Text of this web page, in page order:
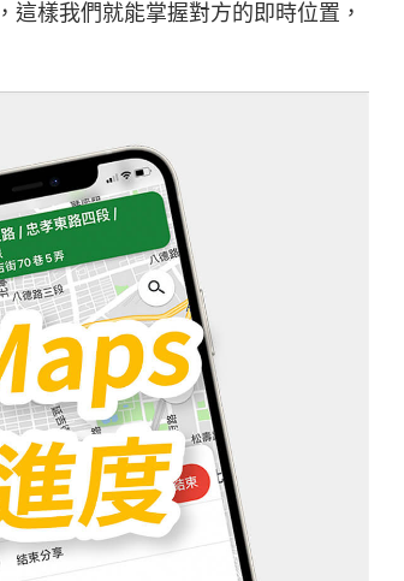
樣我們就能掌握對方的即時位置，